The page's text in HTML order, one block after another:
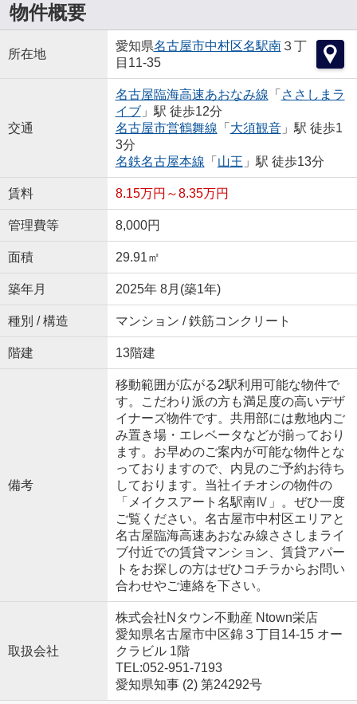
物件概要
所在地
愛知県名古屋市中村区名駅南３丁
目11-35
交通
名古屋臨海高速あおなみ線 「 ささしまラ
イブ」駅 徒歩12分
名古屋市営鶴舞線 「 大須観音」駅 徒歩1
3分
名鉄名古屋本線 「 山王 」駅 徒歩13分
賃料 8.15万円～8.35万円
管理費等 8,000円
面積 29.91㎡
築年月 2025年 8月(築1年)
種別 / 構造 マンション / 鉄筋コンクリート
階建 13階建
備考
移動範囲が広がる2駅利用可能な物件で
す。こだわり派の方も満足度の高いデザ
イナーズ物件です。共用部には敷地内ご
み置き場・エレベータなどが揃っており
ます。お早めのご案内が可能な物件とな
っておりますので、内見のご予約お待ち
しております。当社イチオシの物件の
「メイクスアート名駅南Ⅳ」。ぜひ一度
ご覧ください。名古屋市中村区エリアと
名古屋臨海高速あおなみ線ささしまライ
ブ付近での賃貸マンション、賃貸アパー
トをお探しの方はぜひコチラからお問い
合わせやご連絡を下さい。
取扱会社
株式会社Nタウン不動産 Ntown栄店
愛知県名古屋市中区錦３丁目14-15 オー
クラビル 1階
TEL:052-951-7193
愛知県知事 (2) 第24292号